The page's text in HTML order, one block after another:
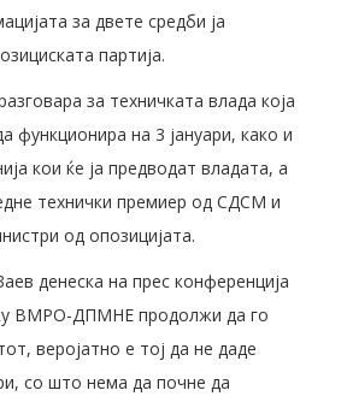
за двете средби ја
партија.
за техничката влада која
функционира на 3 јануари, како и
кои ќе ја предводат владата, а
технички премиер од СДСМ и
од опозицијата.
денеска на прес конференција
ВМРО-ДПМНЕ продолжи да го
веројатно е тој да не даде
со што нема да почне да